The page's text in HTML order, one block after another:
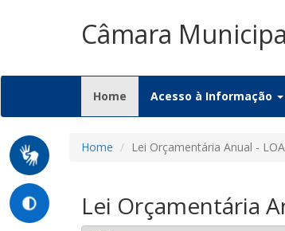
Câmara
Home (current)
Acesso à Informação
Home Lei Orçamentária Anual - LOA
Lei Orçamentária